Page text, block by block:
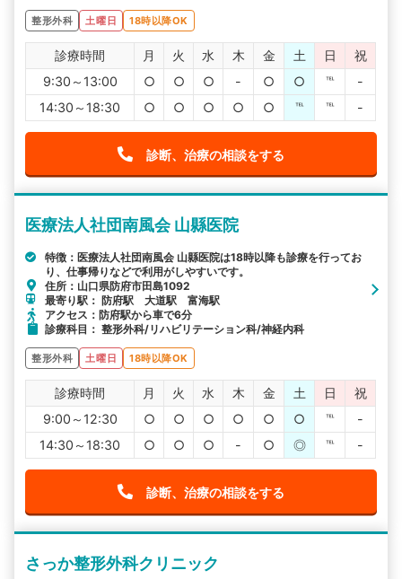
整形外科 土曜日 18時以降OK
診療時間 月 火 水 木 金 土 日
祝
9:30～13:00
○ ○ ○ - ○ ○ ℡
-
14:30～18:30
○ ○ ○ ○ ○ ℡ ℡ -
診断、治療の相談をする
医療法人社団南風会 山縣医院
特徴：医療法人社団南風会 山縣医院は18時以降も診療を行ってお
り、仕事帰りなどで利用がしやすいです。
住所：山口県防府市田島1092
最寄り駅： 防府駅 大道駅 富海駅
アクセス：防府駅から車で6分
診療科目： 整形外科/リハビリテーション科/神経内科
整形外科 土曜日 18時以降OK
診療時間 月 火 水 木 金 土 日
祝
9:00～12:30
○ ○ ○ ○ ○ ○ ℡
-
14:30～18:30
○ ○ ○ - ○ ◎ ℡ -
診断、治療の相談をする
さっか整形外科クリニック